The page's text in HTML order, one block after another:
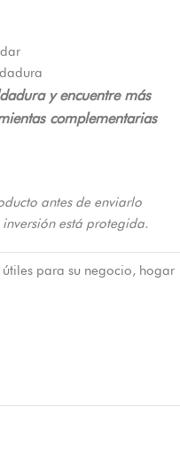
y encuentre más
complementarias
antes de enviarlo
está protegida.
para su negocio, hogar